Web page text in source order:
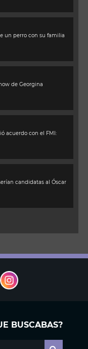
un perro con su familia
de Georgina
acuerdo con el FMI:
candidatas al Óscar
BUSCABAS?